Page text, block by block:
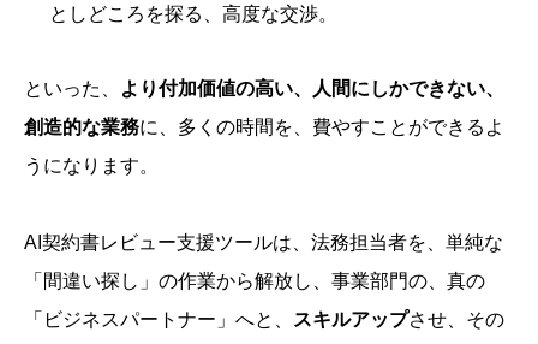
としどころを探る、高度な交渉。
といった、
より付加価値の高い、人間にしかできない、
創造的な業務に、多くの時間を、費やすことができるよ
うになります。
AI契約書レビュー支援ツールは、法務担当者を、単純な
「間違い探し」の作業から解放し、事業部門の、真の
「ビジネスパートナー」へと、
スキルアップさせ、その